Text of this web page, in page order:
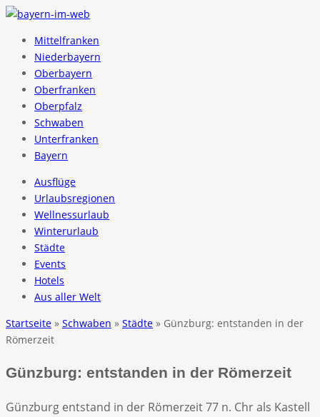
Mittelfranken
Niederbayern
Oberbayern
Oberfranken
Oberpfalz
Schwaben
Unterfranken
Bayern
Ausflüge
Urlaubsregionen
Wellnessurlaub
Winterurlaub
Städte
Events
Hotels
Aus aller Welt
Startseite » Schwaben » Städte » Günzburg: entstanden in der
Römerzeit
Günzburg: entstanden in der Römerzeit
Günzburg entstand in der Römerzeit 77 n. Chr als Kastell